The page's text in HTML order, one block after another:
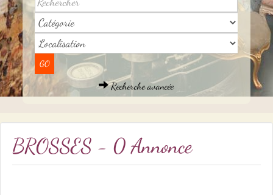
Recherche avancée
BROSSES - 0 Annonce